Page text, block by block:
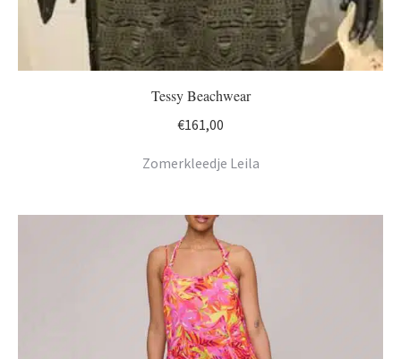
Tessy Beachwear
€161,00
Zomerkleedje Leila